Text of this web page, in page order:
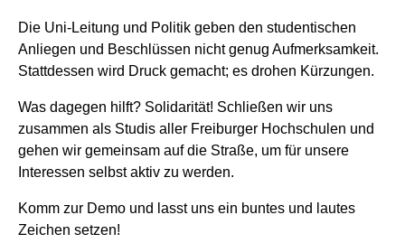
Die Uni-Leitung und Politik geben den studentischen
Anliegen und Beschlüssen nicht genug Aufmerksamkeit.
Stattdessen wird Druck gemacht; es drohen Kürzungen.
Was dagegen hilft? Solidarität! Schließen wir uns
zusammen als Studis aller Freiburger Hochschulen und
gehen wir gemeinsam auf die Straße, um für unsere
Interessen selbst aktiv zu werden.
Komm zur Demo und lasst uns ein buntes und lautes
Zeichen setzen!